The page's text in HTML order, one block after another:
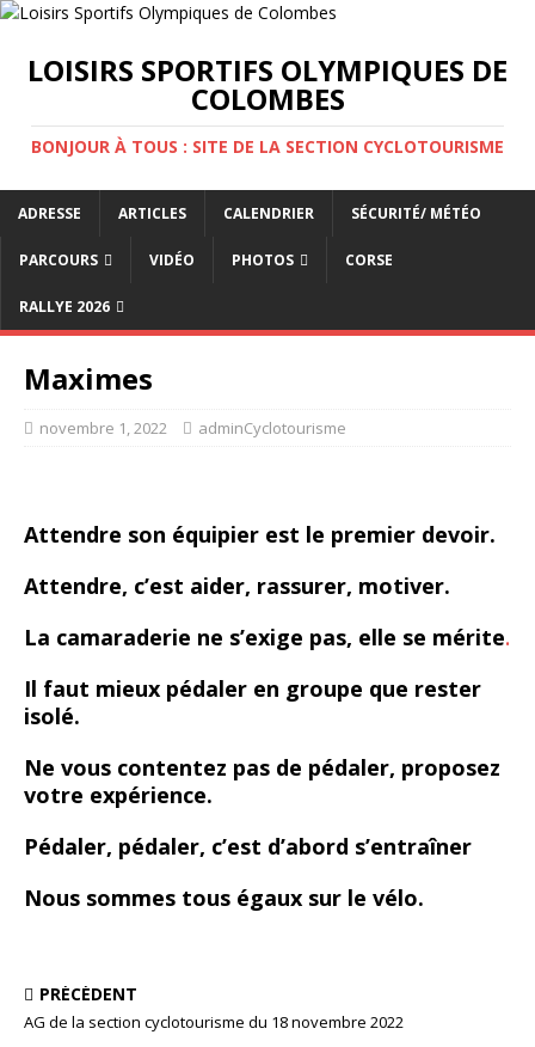
LOISIRS SPORTIFS OLYMPIQUES DE
COLOMBES
BONJOUR À TOUS : SITE DE LA SECTION CYCLOTOURISME
ADRESSE ARTICLES CALENDRIER SÉCURITÉ/ MÉTÉO
PARCOURS VIDÉO PHOTOS CORSE
RALLYE 2026
Maximes
novembre 1, 2022 adminCyclotourisme
Attendre son équipier est le premier devoir.
Attendre, c’est aider, rassurer, motiver.
La camaraderie ne s’exige pas, elle se mérite.
Il faut mieux pédaler en groupe que rester
isolé.
Ne vous contentez pas de pédaler, proposez
votre expérience.
Pédaler, pédaler, c’est d’abord s’entraîner
Nous sommes tous égaux sur le vélo.
PRÉCÉDENT
AG de la section cyclotourisme du 18 novembre 2022